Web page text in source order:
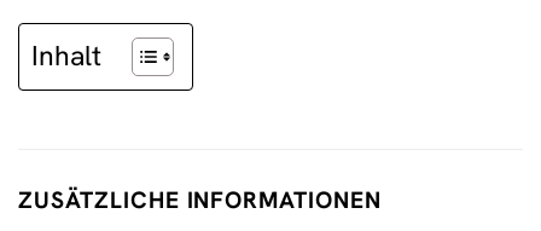
Inhalt
ZUSÄTZLICHE INFORMATIONEN